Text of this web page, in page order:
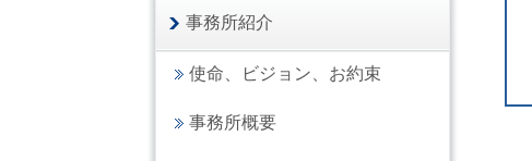
事務所紹介
使命、ビジョン、お約束
事務所概要